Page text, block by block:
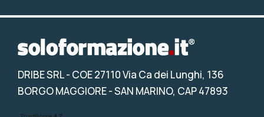
DRIBE SRL- COE 27110 Via Ca dei Lunghi, 136
BORGO MAGGIORE - SAN MARINO, CAP 47893